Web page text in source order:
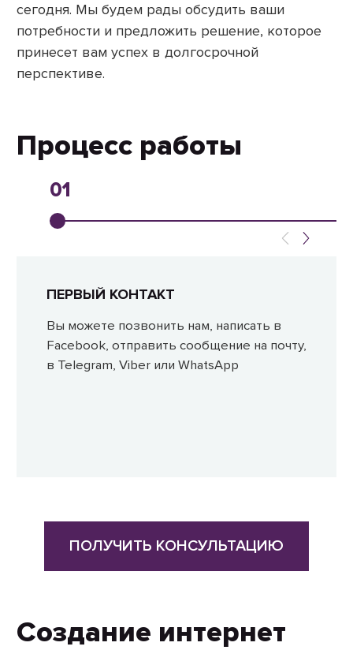
сегодня. Мы будем рады обсудить ваши
потребности и предложить решение, которое
принесет вам успех в долгосрочной
перспективе.
Процесс работы
01
ПЕРВЫЙ КОНТАКТ
Вы можете позвонить нам, написать в
Facebook, отправить сообщение на почту,
в Telegram, Viber или WhatsApp
ПОЛУЧИТЬ КОНСУЛЬТАЦИЮ
Создание интернет